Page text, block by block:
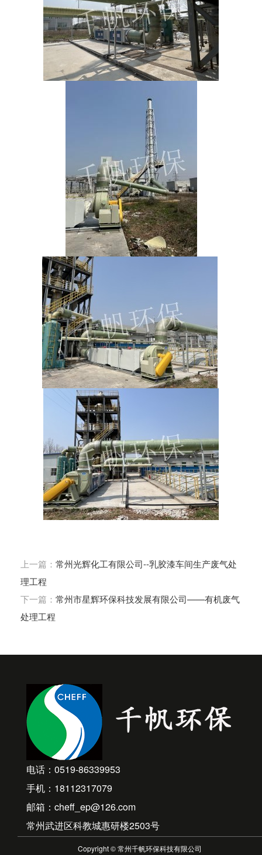
上一篇： 常州光辉化工有限公司--乳胶漆车间生产废气处
理工程
下一篇： 常州市星辉环保科技发展有限公司——有机废气
处理工程
电话：0519-86339953
手机：18112317079
邮箱：cheff_ep@126.com
常州武进区科教城惠研楼2503号
Copyright © 常州千帆环保科技有限公司